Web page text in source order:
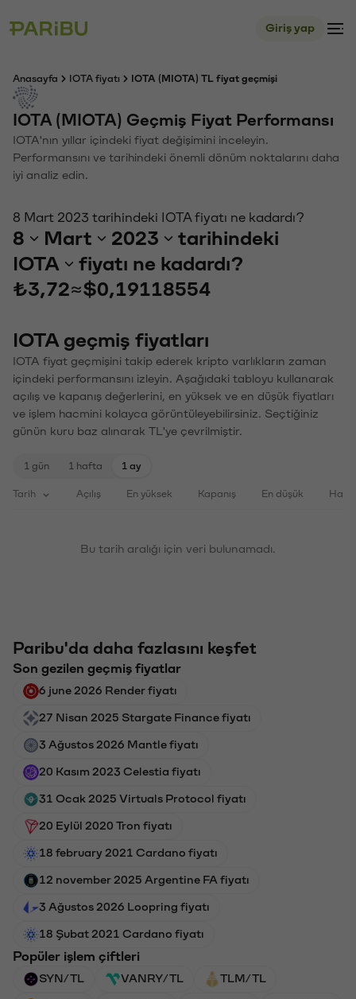
Giriş yap
Anasayfa IOTA fiyatı IOTA (MIOTA) TL fiyat geçmişi
IOTA (MIOTA) Geçmiş Fiyat Performansı
IOTA'nın yıllar içindeki fiyat değişimini inceleyin.
Performansını ve tarihindeki önemli dönüm noktalarını daha
iyi analiz edin.
8 Mart 2023 tarihindeki IOTA fiyatı ne kadardı?
8 Mart 2023
tarihindeki
IOTA
fiyatı ne kadardı?
₺3,72≈$0,19118554
IOTA geçmiş fiyatları
IOTA fiyat geçmişini takip ederek kripto varlıkların zaman
içindeki performansını izleyin. Aşağıdaki tabloyu kullanarak
açılış ve kapanış değerlerini, en yüksek ve en düşük fiyatları
ve işlem hacmini kolayca görüntüleyebilirsiniz. Seçtiğiniz
günün kuru baz alınarak TL'ye çevrilmiştir.
1 gün 1 hafta 1 ay
Tarih Açılış En yüksek Kapanış En düşük
Bu tarih aralığı için veri bulunamadı.
Paribu'da daha fazlasını keşfet
Son gezilen geçmiş fiyatlar
6 june 2026 Render fiyatı
27 Nisan 2025 Stargate Finance fiyatı
3 Ağustos 2026 Mantle fiyatı
20 Kasım 2023 Celestia fiyatı
31 Ocak 2025 Virtuals Protocol fiyatı
20 Eylül 2020 Tron fiyatı
18 february 2021 Cardano fiyatı
12 november 2025 Argentine FA fiyatı
3 Ağustos 2026 Loopring fiyatı
18 Şubat 2021 Cardano fiyatı
Popüler işlem çiftleri
SYN/TL VANRY/TL TLM/TL